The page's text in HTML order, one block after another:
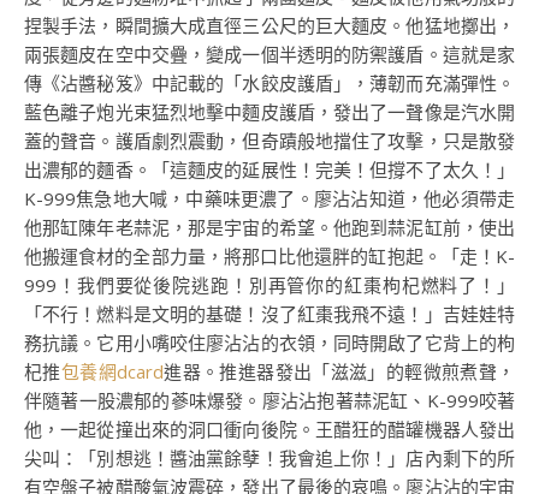
捏製手法，瞬間擴大成直徑三公尺的巨大麵皮。他猛地擲出，
兩張麵皮在空中交疊，變成一個半透明的防禦護盾。這就是家
傳《沾醬秘笈》中記載的「水餃皮護盾」，薄韌而充滿彈性。
藍色離子炮光束猛烈地擊中麵皮護盾，發出了一聲像是汽水開
蓋的聲音。護盾劇烈震動，但奇蹟般地擋住了攻擊，只是散發
出濃郁的麵香。「這麵皮的延展性！完美！但撐不了太久！」
K-999焦急地大喊，中藥味更濃了。廖沾沾知道，他必須帶走
他那缸陳年老蒜泥，那是宇宙的希望。他跑到蒜泥缸前，使出
他搬運食材的全部力量，將那口比他還胖的缸抱起。「走！K-
999！我們要從後院逃跑！別再管你的紅棗枸杞燃料了！」
「不行！燃料是文明的基礎！沒了紅棗我飛不遠！」吉娃娃特
務抗議。它用小嘴咬住廖沾沾的衣領，同時開啟了它背上的枸
杞推包養網dcard進器。推進器發出「滋滋」的輕微煎煮聲，
伴隨著一股濃郁的蔘味爆發。廖沾沾抱著蒜泥缸、K-999咬著
他，一起從撞出來的洞口衝向後院。王醋狂的醋罐機器人發出
尖叫：「別想逃！醬油黨餘孽！我會追上你！」店內剩下的所
有空盤子被醋酸氣波震碎，發出了最後的哀鳴。廖沾沾的宇宙